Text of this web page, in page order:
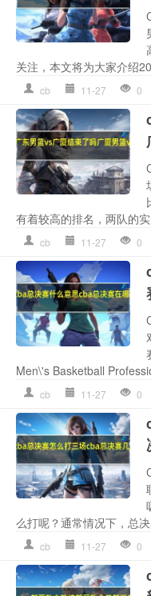
关注，本文将为大家介绍
cb 11-27 0
有着较高的排名，两队的
cb 11-27 0
Men\'s Basketball
cb 11-27 0
么打呢？通常情况下，总
cb 11-27 0